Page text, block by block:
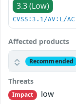
3.3 (Low)
CVSS:3.1/AV:L/
Affected products
Recommended
Threats
Impact
low